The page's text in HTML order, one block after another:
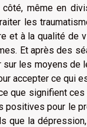
côté, même en
les
et à la qualité de
Et après des
les moyens de
accepter ce qui
que signifient
positives pour le
que la